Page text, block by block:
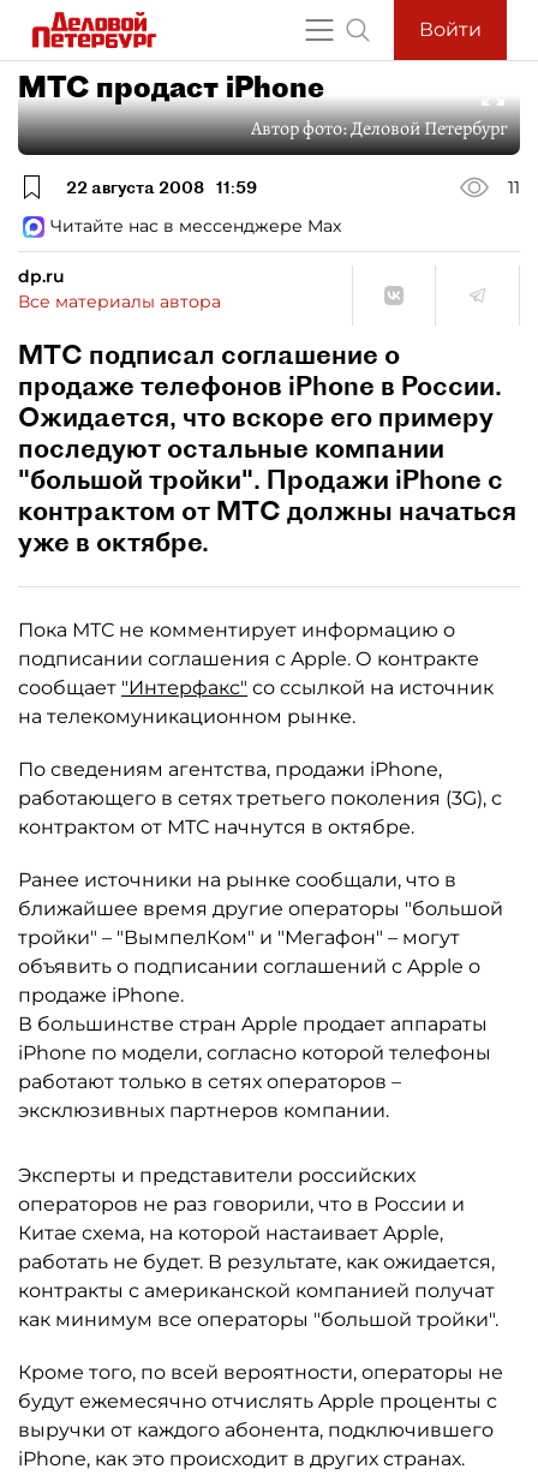
Войти
МТС продаст iPhone
Автор фото:Деловой Петербург
22 августа 2008 11:59
11
Читайте нас в мессенджере Max
dp.ru
Все материалы автора
МТС подписал соглашение о
продаже телефонов iPhone в России.
Ожидается, что вскоре его примеру
последуют остальные компании
"большой тройки". Продажи iPhone с
контрактом от МТС должны начаться
уже в октябре.
Пока МТС не комментирует информацию о
подписании соглашения с Apple. О контракте
сообщает "Интерфакс" со ссылкой на источник
на телекомуникационном рынке.
По сведениям агентства, продажи iPhone,
работающего в сетях третьего поколения (3G), с
контрактом от МТС начнутся в октябре.
Ранее источники на рынке сообщали, что в
ближайшее время другие операторы "большой
тройки" – "ВымпелКом" и "Мегафон" – могут
объявить о подписании соглашений с Apple о
продаже iPhone.
В большинстве стран Apple продает аппараты
iPhone по модели, согласно которой телефоны
работают только в сетях операторов –
эксклюзивных партнеров компании.
Эксперты и представители российских
операторов не раз говорили, что в России и
Китае схема, на которой настаивает Apple,
работать не будет. В результате, как ожидается,
контракты с американской компанией получат
как минимум все операторы "большой тройки".
Кроме того, по всей вероятности, операторы не
будут ежемесячно отчислять Apple проценты с
выручки от каждого абонента, подключившего
iPhone, как это происходит в других странах.